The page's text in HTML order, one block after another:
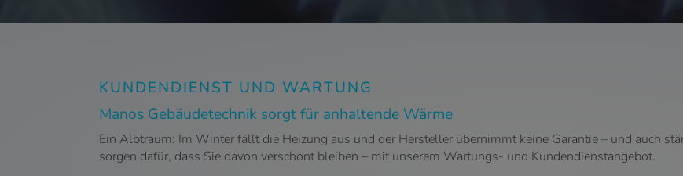
KUNDENDIENST UND WARTUNG
Manos Gebäudetechnik sorgt für anhaltende Wärme
Ein Albtraum: Im Winter fällt die Heizung aus und der Hersteller übernimmt keine Garantie – und auch
sorgen dafür, dass Sie davon verschont bleiben – mit unserem Wartungs- und Kundendienstangebot.